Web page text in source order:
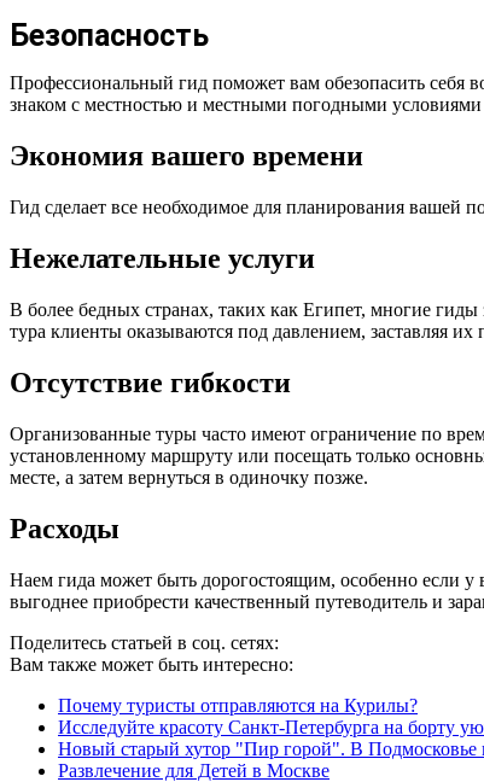
Безопасность
Профессиональный гид поможет вам обезопасить себя
знаком с местностью и местными погодными
Экономия вашего времени
Гид сделает все необходимое для планирования вашей
Нежелательные услуги
В более бедных странах, таких как Египет, многие
тура клиенты оказываются под давлением, заставляя
Отсутствие гибкости
Организованные туры часто имеют ограничение по
установленному маршруту или посещать только
месте, а затем вернуться в одиночку позже.
Расходы
Наем гида может быть дорогостоящим, особенно если у
выгоднее приобрести качественный путеводитель и
Поделитесь статьей в соц. сетях:
Вам также может быть интересно:
Почему туристы отправляются на Курилы?
Исследуйте красоту Санкт-Петербурга на борту
Новый старый хутор "Пир горой". В Подмосковье
Развлечение для Детей в Москве